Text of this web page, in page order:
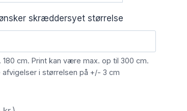
skræddersyet størrelse
cm. Print kan være max. op til 300 cm.
i størrelsen på +/- 3 cm